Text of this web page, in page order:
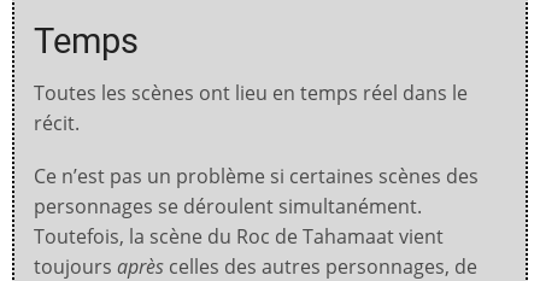
Temps
Toutes les scènes ont lieu en temps réel dans le
récit.
Ce n’est pas un problème si certaines scènes des
personnages se déroulent simultanément.
Toutefois, la scène du Roc de Tahamaat vient
toujours après celles des autres personnages, de